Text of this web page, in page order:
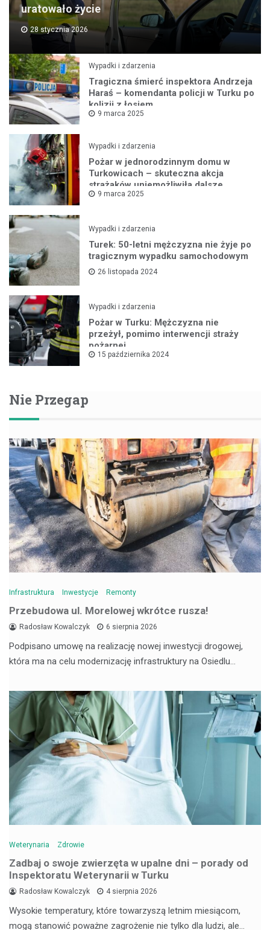
uratowało życie
28 stycznia 2026
Wypadki i zdarzenia
Tragiczna śmierć inspektora Andrzeja
Haraś – komendanta policji w Turku po
kolizji z łosiem
9 marca 2025
Wypadki i zdarzenia
Pożar w jednorodzinnym domu w
Turkowicach – skuteczna akcja
strażaków uniemożliwiła dalsze
rozprzestrzenianie się ognia
9 marca 2025
Wypadki i zdarzenia
Turek: 50-letni mężczyzna nie żyje po
tragicznym wypadku samochodowym
26 listopada 2024
Wypadki i zdarzenia
Pożar w Turku: Mężczyzna nie
przeżył, pomimo interwencji straży
pożarnej
15 października 2024
Nie Przegap
Infrastruktura Inwestycje Remonty
Przebudowa ul. Morelowej wkrótce rusza!
Radosław Kowalczyk 6 sierpnia 2026
Podpisano umowę na realizację nowej inwestycji drogowej,
która ma na celu modernizację infrastruktury na Osiedlu…
Weterynaria Zdrowie
Zadbaj o swoje zwierzęta w upalne dni – porady od
Inspektoratu Weterynarii w Turku
Radosław Kowalczyk 4 sierpnia 2026
Wysokie temperatury, które towarzyszą letnim miesiącom,
mogą stanowić poważne zagrożenie nie tylko dla ludzi, ale…